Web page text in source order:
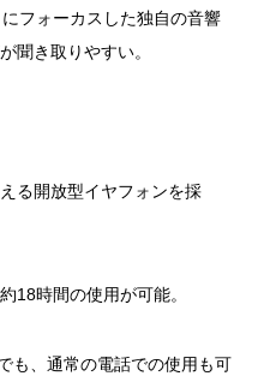
にフォーカスした独自の音響
聞き取りやすい。
る開放型イヤフォンを採
18時間の使用が可能。
も、通常の電話での使用も可
入れよう。配信登録する
アップします。